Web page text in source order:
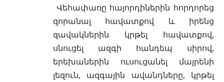
Վեհափառը հայորդիներին հորդորեց
զորանալ հավատքով և իրենց
զավակներին կրթել հավատքով,
սնուցել ազգի հանդեպ սիրով,
երեխաներին ուսուցանել մայրենի
լեզուն, ազգային ավանդները, կրթել